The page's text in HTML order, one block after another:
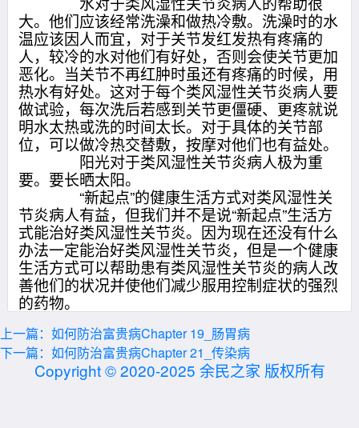
大。他们应该经常洗澡和做热冷敷。洗澡时的水
温应该因人而宜，对于关节发红发热有疼痛的
人，较冷的水对他们有好处，否则会使关节更加
恶化。当关节不再红肿时虽还有疼痛的时候，用
热水有好处。这对于每个类风湿性关节炎病人要
做试验，每次洗后若感到关节更僵硬、更疼就说
明水太热或洗的时间太长。对于具体的关节部
位，可以做冷热交替敷，按摩对他们也有益处。
阳光对于类风湿性关节炎病人极为重
要。要长晒太阳。
“新起点”的健康生活方式对类风湿性关
节炎病人有益，但我们并不是说“新起点”生活方
式能治好类风湿性关节炎。因为现在还没有什么
办法一定能治好类风湿性关节炎，但是一个健康
生活方式可以帮助患有类风湿性关节炎的病人改
善他们的状况并使他们减少服用控制症状的强烈
的药物。
上一篇：如何防治富贵病Chapter 19_肠胃病
下一篇：如何防治富贵病Chapter 21_传染病
Copyright © 2020-2025 余民之家 版权所有